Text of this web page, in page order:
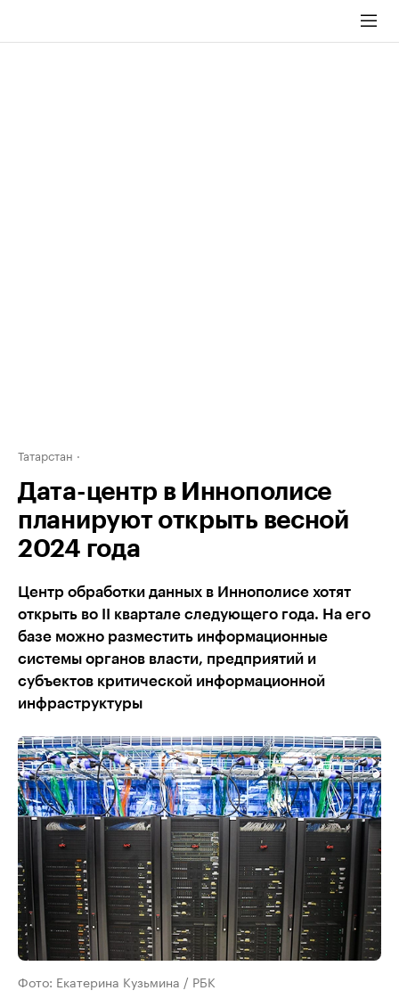
Татарстан
Дата-центр в Иннополисе
планируют открыть весной
2024 года
Центр обработки данных в Иннополисе хотят
открыть во II квартале следующего года. На его
базе можно разместить информационные
системы органов власти, предприятий и
субъектов критической информационной
инфраструктуры
Фото: Екатерина Кузьмина / РБК